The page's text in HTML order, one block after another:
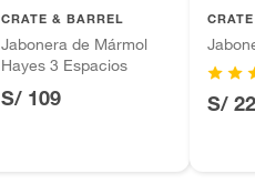
CRATE & BARREL
Jabonera de Mármol
Hayes 3 Espacios
S/ 109 S/